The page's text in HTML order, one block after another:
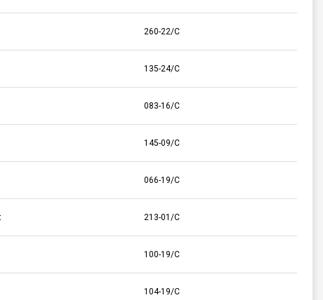
260-22/C
135-24/C
083-16/C
145-09/C
066-19/C
213-01/C
100-19/C
104-19/C